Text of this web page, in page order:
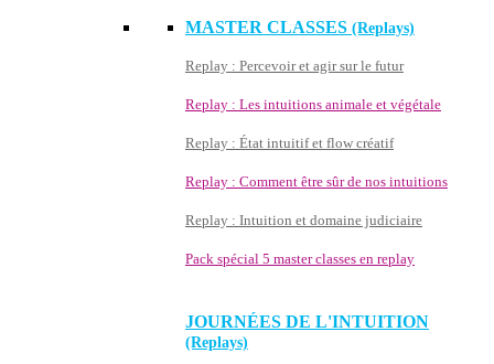
MASTER CLASSES (Replays)
Replay : Percevoir et agir sur le futur
Replay : Les intuitions animale et végétale
Replay : État intuitif et flow créatif
Replay : Comment être sûr de nos intuitions
Replay : Intuition et domaine judiciaire
Pack spécial 5 master classes en replay
JOURNÉES DE L'INTUITION
(Replays)